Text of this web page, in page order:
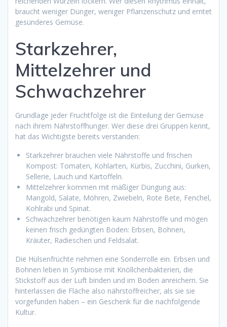
braucht weniger Dünger, weniger Pflanzenschutz und erntet
gesünderes Gemüse.
Starkzehrer,
Mittelzehrer und
Schwachzehrer
Grundlage jeder Fruchtfolge ist die Einteilung der Gemüse
nach ihrem Nährstoffhunger. Wer diese drei Gruppen kennt,
hat das Wichtigste bereits verstanden:
Starkzehrer brauchen viele Nährstoffe und frischen
Kompost: Tomaten, Kohlarten, Kürbis, Zucchini, Gurken,
Sellerie, Lauch und Kartoffeln.
Mittelzehrer kommen mit mäßiger Düngung aus:
Mangold, Salate, Möhren, Zwiebeln, Rote Bete, Fenchel,
Kohlrabi und Spinat.
Schwachzehrer benötigen kaum Nährstoffe und mögen
keinen frisch gedüngten Boden: Erbsen, Bohnen,
Kräuter, Radieschen und Feldsalat.
Die Hülsenfrüchte nehmen eine Sonderrolle ein. Erbsen und
Bohnen leben in Symbiose mit Knöllchenbakterien, die
Stickstoff aus der Luft binden und im Boden anreichern. Sie
hinterlassen die Fläche also nährstoffreicher, als sie sie
vorgefunden haben – ein Geschenk für die nachfolgende
Kultur.